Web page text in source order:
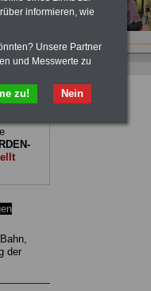
und
der
der
informieren, wie
Unsere Partner
und Messwerte zu
Nein
zu!